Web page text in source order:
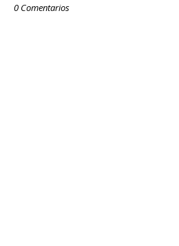
0 Comentarios